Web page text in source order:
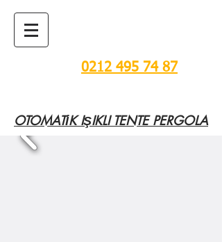
0212 495 74 87
OTOMATİK IŞIKLI TENTE PERGOLA